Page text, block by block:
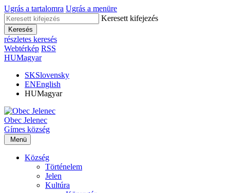
Ugrás a tartalomra Ugrás a menüre
Keresett kifejezés
Keresés
részletes keresés
Webtérkép RSS
HUMagyar
SKSlovensky
ENEnglish
HUMagyar
Obec Jelenec
Gímes község
Menü
Község
Történelem
Jelen
Kultúra